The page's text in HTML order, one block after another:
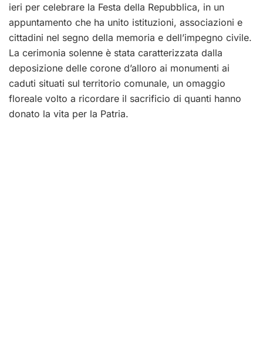
ieri per celebrare la Festa della Repubblica, in un
appuntamento che ha unito istituzioni, associazioni e
cittadini nel segno della memoria e dell’impegno civile.
La cerimonia solenne è stata caratterizzata dalla
deposizione delle corone d’alloro ai monumenti ai
caduti situati sul territorio comunale, un omaggio
floreale volto a ricordare il sacrificio di quanti hanno
donato la vita per la Patria.